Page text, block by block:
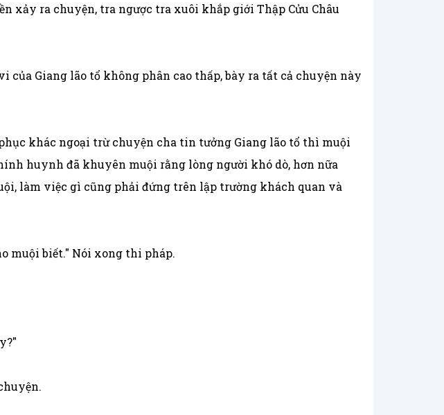
xảy ra chuyện, tra ngược tra xuôi khắp giới Thập Cửu Châu
của Giang lão tổ không phân cao thấp, bày ra tất cả chuyện này
khác ngoại trừ chuyện cha tin tưởng Giang lão tổ thì muội
huynh đã khuyên muội rằng lòng người khó dò, hơn nữa
làm việc gì cũng phải đứng trên lập trường khách quan và
muội biết." Nói xong thi pháp.